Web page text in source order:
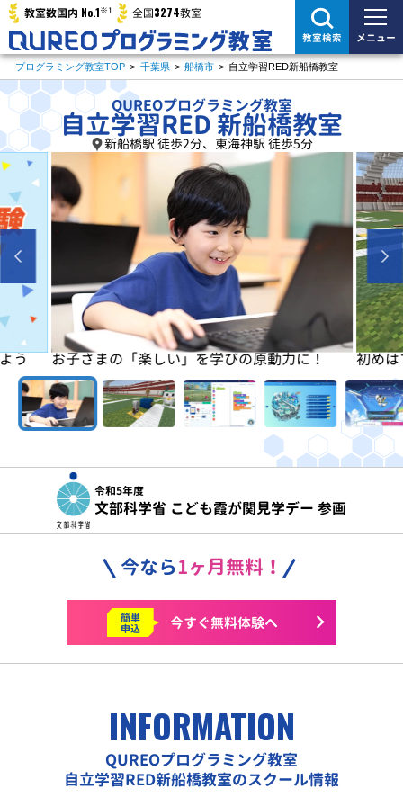
教室数国内 No.1※1 全国3274教室
教室検索 メニュー
プログラミング教室TOP > 千葉県 > 船橋市 > 自立学習RED新船橋教室
QUREOプログラミング教室
自立学習RED 新船橋教室
新船橋駅 徒歩2分、東海神駅 徒歩5分
う お子さまの「楽しい」を学びの原動力に！ 初め
令和5年度
文部科学省 こども霞が関見学デー 参画
今なら1ヶ月無料！
簡単
申込 今すぐ無料体験へ
INFORMATION
QUREOプログラミング教室
自立学習RED新船橋教室のスクール情報